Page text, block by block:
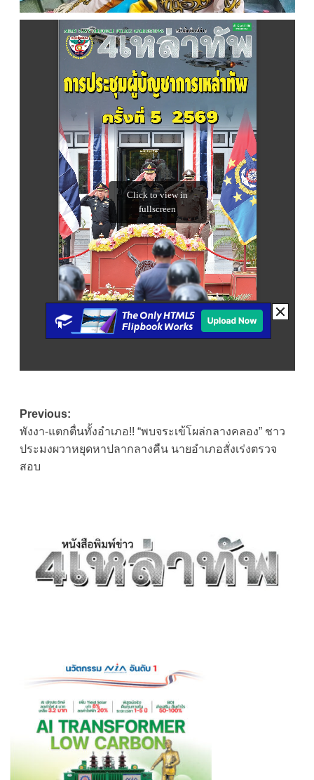
Post
navigation
Previous:
พังงา-แตกตื่นทั้งอำเภอ!! “พบจระเข้โผล่กลางคลอง” ชาว
ประมงผวาหยุดหาปลากลางคืน นายอำเภอสั่งเร่งตรวจ
สอบ